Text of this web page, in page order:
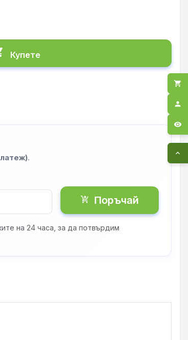
Купете
.
shopping_cart_checkout Поръчай
на 24 часа, за да потвърдим
shopping_cart
person
visibility
expand_less